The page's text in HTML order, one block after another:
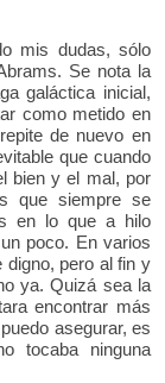
mis dudas, sólo
Se nota la
galáctica inicial,
como metido en
de nuevo en
que cuando
bien y el mal, por
que siempre se
en lo que a hilo
poco. En varios
pero al fin y
ya. Quizá sea la
encontrar más
asegurar, es
tocaba ninguna